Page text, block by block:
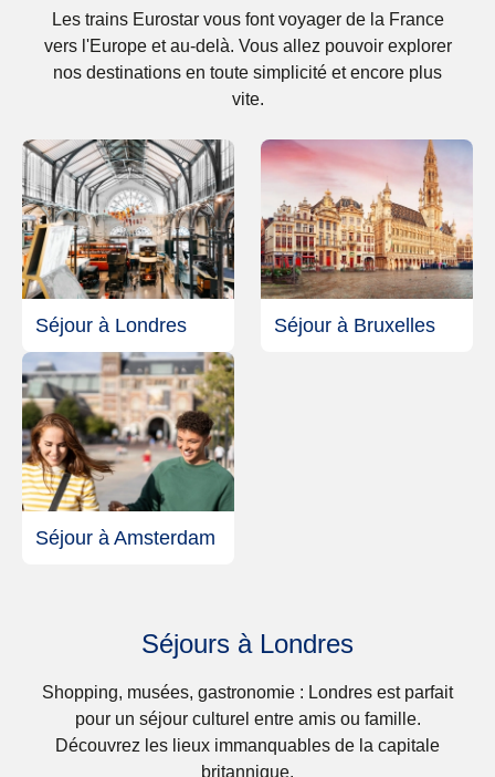
Les trains Eurostar vous font voyager de la France
vers l'Europe et au-delà. Vous allez pouvoir explorer
nos destinations en toute simplicité et encore plus
vite.
Séjour à Londres Séjour à Bruxelles
Séjour à Amsterdam
Séjours à Londres
Shopping, musées, gastronomie : Londres est parfait
pour un séjour culturel entre amis ou famille.
Découvrez les lieux immanquables de la capitale
britannique.